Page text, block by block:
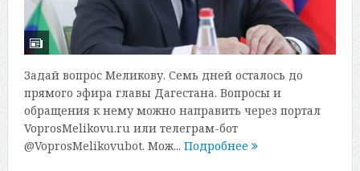
Задай вопрос Меликову. Семь дней осталось до
прямого эфира главы Дагестана. Вопросы и
обращения к нему можно направить через портал
VoprosMelikovu.ru или телеграм-бот
@VoprosMelikovubot. Мож... Подробнее